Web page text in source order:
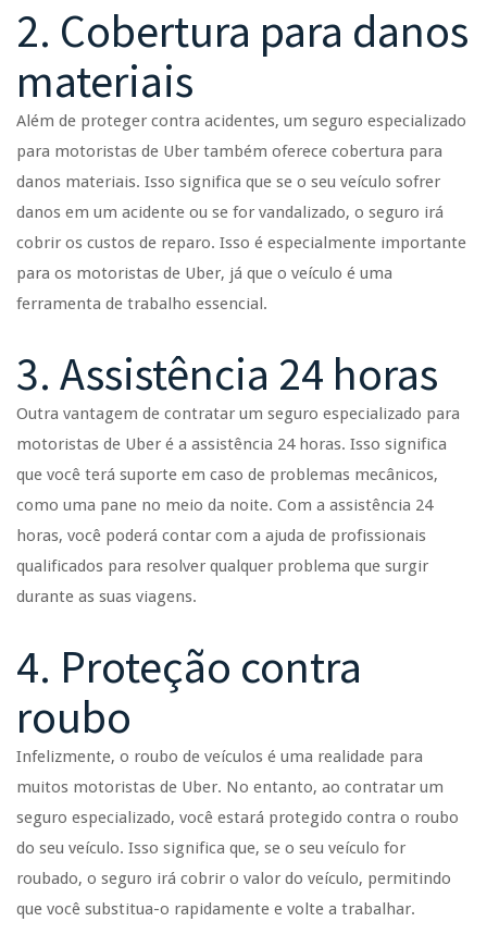
2. Cobertura para danos
materiais
Além de proteger contra acidentes, um seguro especializado
para motoristas de Uber também oferece cobertura para
danos materiais. Isso significa que se o seu veículo sofrer
danos em um acidente ou se for vandalizado, o seguro irá
cobrir os custos de reparo. Isso é especialmente importante
para os motoristas de Uber, já que o veículo é uma
ferramenta de trabalho essencial.
3. Assistência 24 horas
Outra vantagem de contratar um seguro especializado para
motoristas de Uber é a assistência 24 horas. Isso significa
que você terá suporte em caso de problemas mecânicos,
como uma pane no meio da noite. Com a assistência 24
horas, você poderá contar com a ajuda de profissionais
qualificados para resolver qualquer problema que surgir
durante as suas viagens.
4. Proteção contra
roubo
Infelizmente, o roubo de veículos é uma realidade para
muitos motoristas de Uber. No entanto, ao contratar um
seguro especializado, você estará protegido contra o roubo
do seu veículo. Isso significa que, se o seu veículo for
roubado, o seguro irá cobrir o valor do veículo, permitindo
que você substitua-o rapidamente e volte a trabalhar.